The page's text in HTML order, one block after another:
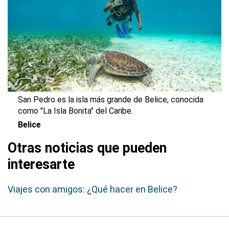
San Pedro es la isla más grande de Belice, conocida
como "La Isla Bonita" del Caribe.
Belice
Otras noticias que pueden
interesarte
Viajes con amigos: ¿Qué hacer en Belice?